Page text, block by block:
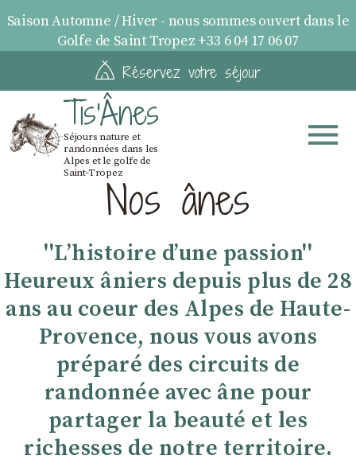
Saison Automne / Hiver - nous sommes ouvert dans le
Golfe de Saint Tropez +33 6 04 17 06 07
Réservez votre séjour
Tis'Ânes
Séjours nature et
randonnées dans les
Alpes et le golfe de
Saint-TropezNos ânes
''Lʼhistoire dʼune passion''
Heureux âniers depuis plus de 28
ans au coeur des Alpes de Haute-
Provence, nous vous avons
préparé des circuits de
randonnée avec âne pour
partager la beauté et les
richesses de notre territoire.